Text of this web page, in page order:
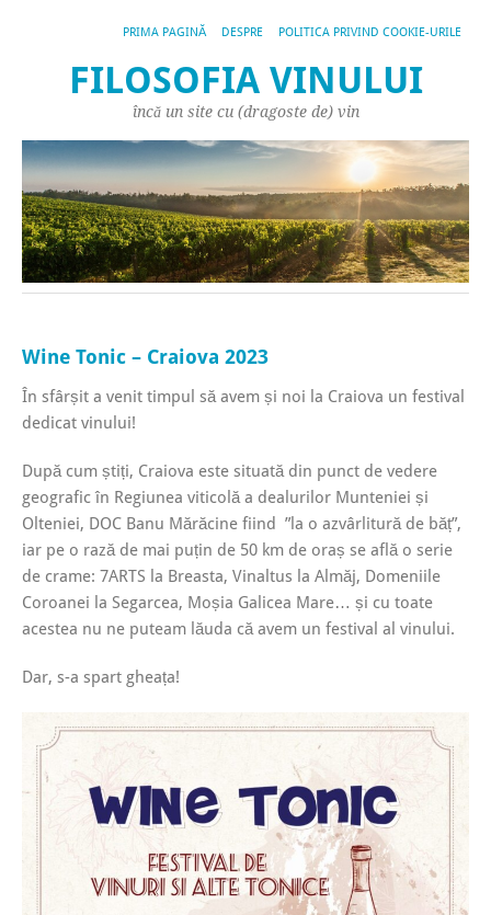
PRIMA PAGINĂ DESPRE POLITICA PRIVIND COOKIE-URILE
FILOSOFIA VINULUI
încă un site cu (dragoste de) vin
Wine Tonic – Craiova 2023
În sfârșit a venit timpul să avem și noi la Craiova un festival
dedicat vinului!
După cum știți, Craiova este situată din punct de vedere
geografic în Regiunea viticolă a dealurilor Munteniei și
Olteniei, DOC Banu Mărăcine fiind ”la o azvârlitură de băț”,
iar pe o rază de mai puțin de 50 km de oraș se află o serie
de crame: 7ARTS la Breasta, Vinaltus la Almăj, Domeniile
Coroanei la Segarcea, Moșia Galicea Mare… și cu toate
acestea nu ne puteam lăuda că avem un festival al vinului.
Dar, s-a spart gheața!